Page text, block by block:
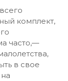
комплект,
часто,—
в свое